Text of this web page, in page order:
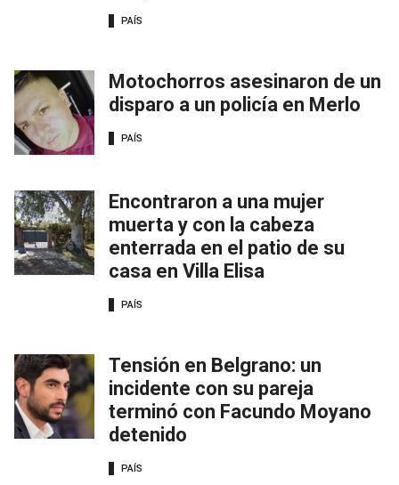
PAÍS
Motochorros asesinaron de un
disparo a un policía en Merlo
PAÍS
Encontraron a una mujer
muerta y con la cabeza
enterrada en el patio de su
casa en Villa Elisa
PAÍS
Tensión en Belgrano: un
incidente con su pareja
terminó con Facundo Moyano
detenido
PAÍS